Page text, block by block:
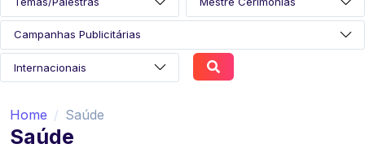
Home Saúde
Saúde